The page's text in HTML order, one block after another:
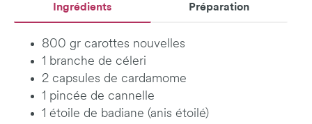
Ingrédients Préparation
800 gr carottes nouvelles
1 branche de céleri
2 capsules de cardamome
1 pincée de cannelle
1 étoile de badiane (anis étoilé)